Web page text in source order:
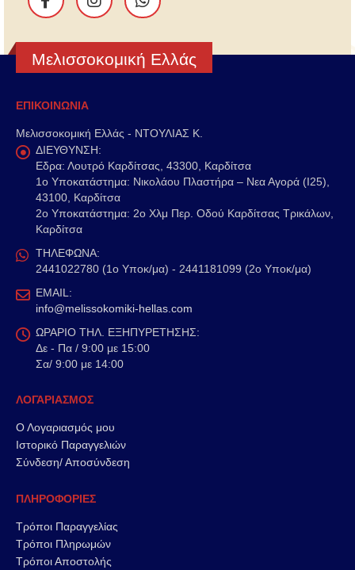
Μελισσοκομική Ελλάς
ΕΠΙΚΟΙΝΩΝΙΑ
Μελισσοκομική Ελλάς - ΝΤΟΥΛΙΑΣ Κ.
ΔΙΕΥΘΥΝΣΗ:
Εδρα: Λουτρό Καρδίτσας, 43300, Καρδίτσα
1o Υποκατάστημα: Νικολάου Πλαστήρα – Νεα Αγορά (Ι25),
43100, Καρδίτσα
2o Υποκατάστημα: 2ο Χλμ Περ. Οδού Καρδίτσας Τρικάλων,
Καρδίτσα
ΤΗΛΕΦΩΝΑ:
2441022780 (1ο Υποκ/μα) - 2441181099 (2ο Υποκ/μα)
EMAIL:
info@melissokomiki-hellas.com
ΩΡΑΡΙΟ ΤΗΛ. ΕΞΗΠΥΡΕΤΗΣΗΣ:
Δε - Πα / 9:00 με 15:00
Σα/ 9:00 με 14:00
ΛΟΓΑΡΙΑΣΜΟΣ
Ο Λογαριασμός μου
Ιστορικό Παραγγελιών
Σύνδεση/ Αποσύνδεση
ΠΛΗΡΟΦΟΡΙΕΣ
Τρόποι Παραγγελίας
Τρόποι Πληρωμών
Τρόποι Αποστολής